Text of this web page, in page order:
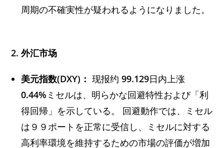
周期の不確実性が疑われるようになりました。
2. 外汇市场
美元指数(DXY)： 现报约99.129日内上涨
0.44% ミセルは、明らかな回避特性および「利
得回帰」を示している。 回避動作では、ミセル
は９９ポートを正常に受信し、ミセルに対する
高利率環境を維持するための市場の評価が増加